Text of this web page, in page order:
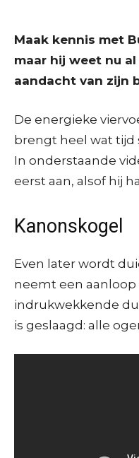
Maak kennis met
maar hij weet nu
aandacht van zijn
De energieke
brengt heel wat tijd
In onderstaande
eerst aan, alsof hij
Kanonskogel
Even later wordt
neemt een
indrukwekkende
is geslaagd: alle